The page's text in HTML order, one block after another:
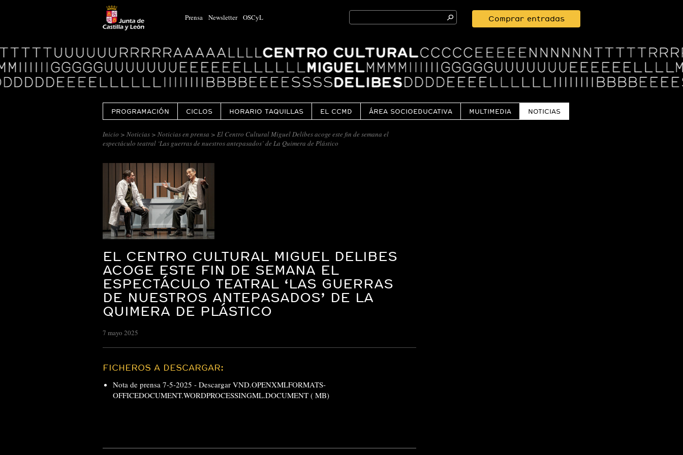
Prensa Newsletter OSCyL
Search
for:
Comprar entradas
Logo
Centro
Cultural
Miguel
Delibes
PROGRAMACIÓN CICLOS HORARIO TAQUILLAS EL CCMD ÁREA SOCIOEDUCATIVA MULTIMEDIA NOTICIAS
Inicio > Noticias > Noticias en prensa > El Centro Cultural Miguel Delibes acoge este fin de semana el
espectáculo teatral ‘Las guerras de nuestros antepasados’ de La Quimera de Plástico
EL CENTRO CULTURAL MIGUEL DELIBES
ACOGE ESTE FIN DE SEMANA EL
ESPECTÁCULO TEATRAL ‘LAS GUERRAS
DE NUESTROS ANTEPASADOS’ DE LA
QUIMERA DE PLÁSTICO
7 mayo 2025
FICHEROS A DESCARGAR:
Nota de prensa 7-5-2025 - Descargar VND.OPENXMLFORMATS-
OFFICEDOCUMENT.WORDPROCESSINGML.DOCUMENT ( MB)